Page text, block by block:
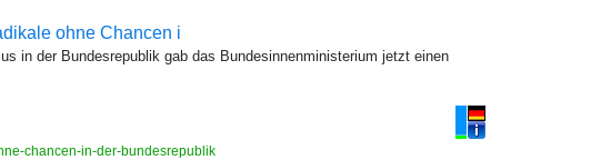
ohne Chancen i
in der Bundesrepublik gab das Bundesinnenministerium jetzt einen
chancen-in-der-bundesrepublik